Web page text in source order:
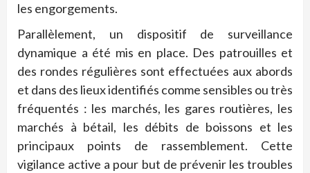
les engorgements.
Parallèlement, un dispositif de surveillance
dynamique a été mis en place. Des patrouilles et
des rondes régulières sont effectuées aux abords
et dans des lieux identifiés comme sensibles ou très
fréquentés : les marchés, les gares routières, les
marchés à bétail, les débits de boissons et les
principaux points de rassemblement. Cette
vigilance active a pour but de prévenir les troubles